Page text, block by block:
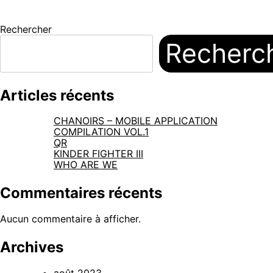
Rechercher
Articles récents
CHANOIRS – MOBILE APPLICATION
COMPILATION VOL.1
QR
KINDER FIGHTER III
WHO ARE WE
Commentaires récents
Aucun commentaire à afficher.
Archives